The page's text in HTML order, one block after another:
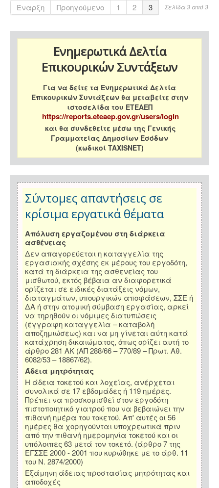
Σελίδα 3 από 3
Έναρξη Προηγούμενο 1 2 3
Ενημερωτικά Δελτία
Επικουρικών Συντάξεων
Για να δείτε τα Ενημερωτικά Δελτία
Επικουρικών Συντάξεων θα μεταβείτε στην
ιστοσελίδα του ΕΤΕΑΕΠ
https://reports.eteaep.gov.gr/users/login
και θα συνδεθείτε μέσω της Γενικής
Γραμματείας Δημοσίων Εσόδων
(κωδικοί TAXISNET)
Σύντομες απαντήσεις σε
κρίσιμα εργατικά θέματα
Απόλυση εργαζομένου στη διάρκεια
ασθένειας
Δεν απαγορεύεται η καταγγελία της
εργασιακής σχέσης εκ μέρους του εργοδότη,
κατά τη διάρκεια της ασθενείας του
μισθωτού, εκτός βέβαια αν διαφορετικά
ορίζεται σε ειδικές διατάξεις νόμων,
διαταγμάτων, υπουργικών αποφάσεων, ΣΣΕ ή
ΔΑ ή στην ατομική σύμβαση εργασίας, αρκεί
να τηρηθούν οι νόμιμες διατυπώσεις
(έγγραφη καταγγελία – καταβολή
αποζημιώσεως) και να μη γίνεται αύτη κατά
κατάχρηση δικαιώματος, όπως ορίζει αυτή το
άρθρο 281 ΑΚ (ΑΠ 288/66 – 770/89 – Πρωτ. Αθ.
6082/53 – 18867/62).
Άδεια μητρότητας
Η άδεια τοκετού και λοχείας, ανέρχεται
συνολικά σε 17 εβδομάδες ή 119 ημέρες.
Πρέπει να προσκομισθεί στον εργοδότη
πιστοποιητικό γιατρού που να βεβαιώνει την
πιθανή ημέρα του τοκετού. Απ' αυτές οι 56
ημέρες θα χορηγούνται υποχρεωτικά πριν
από την πιθανή ημερομηνία τοκετού και οι
υπόλοιπες 63 μετά τον τοκετό. (άρθρο 7 της
ΕΓΣΣΕ 2000 - 2001 που κυρώθηκε με το άρθ. 11
του Ν. 2874/2000)
Εξάμηνη άδειας προστασίας μητρότητας και
αποδοχές